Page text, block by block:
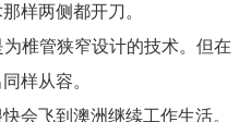
样两侧都开刀。
椎管狭窄设计的技术。但在
样从容。
会飞到澳洲继续工作生活。